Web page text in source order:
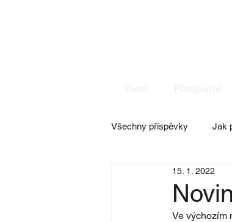
Všechny příspěvky Jak
Doplňkové služby
15. 1. 2022
Ve výchozím